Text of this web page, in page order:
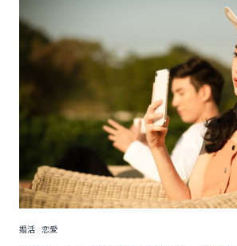
婚活 恋愛